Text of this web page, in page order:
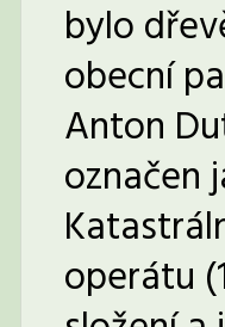
bylo
obecní
Anton
označen
operátu